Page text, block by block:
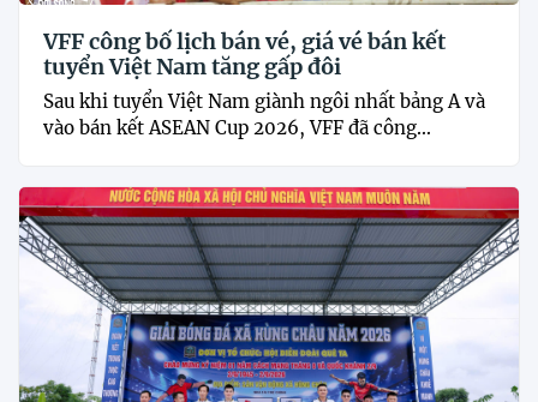
VFF công bố lịch bán vé, giá vé bán kết
tuyển Việt Nam tăng gấp đôi
Sau khi tuyển Việt Nam giành ngôi nhất bảng A và
vào bán kết ASEAN Cup 2026, VFF đã công...